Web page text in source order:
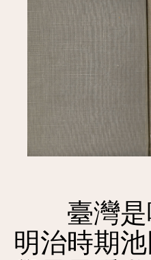
臺灣是味
明治時期